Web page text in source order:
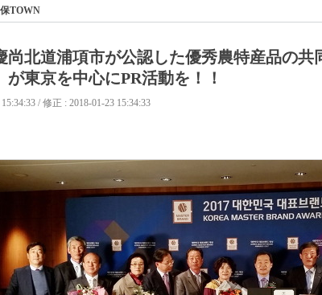
TOWN
尚北道浦項市が公認した優秀農特産品の共
が東京を中心にPR活動を！！
/ 修正 : 2018-01-23 15:34:33